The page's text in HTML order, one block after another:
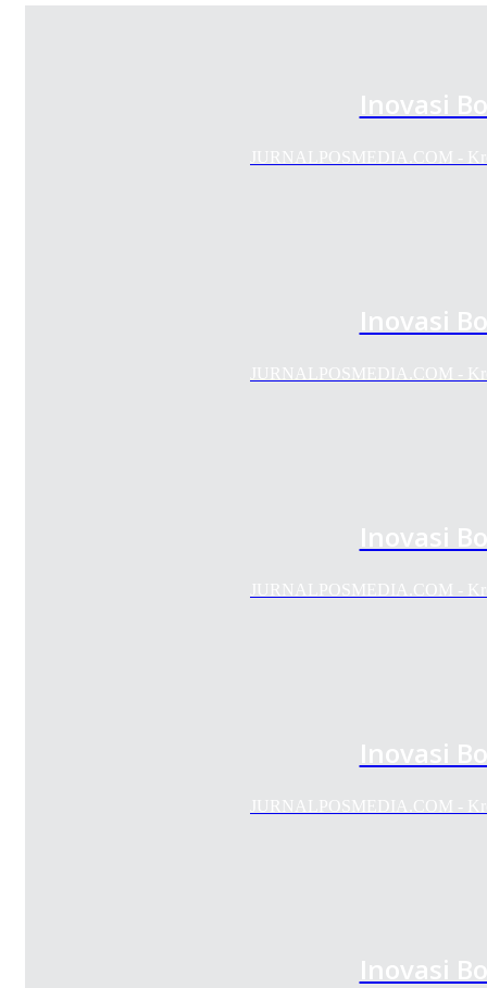
Inovasi
JURNALPOSMEDIA.COM -
Inovasi
JURNALPOSMEDIA.COM -
Inovasi
JURNALPOSMEDIA.COM -
Inovasi
JURNALPOSMEDIA.COM -
Inovasi